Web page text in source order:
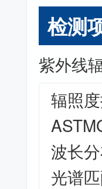
检测
紫外线
辐照
波长
光谱